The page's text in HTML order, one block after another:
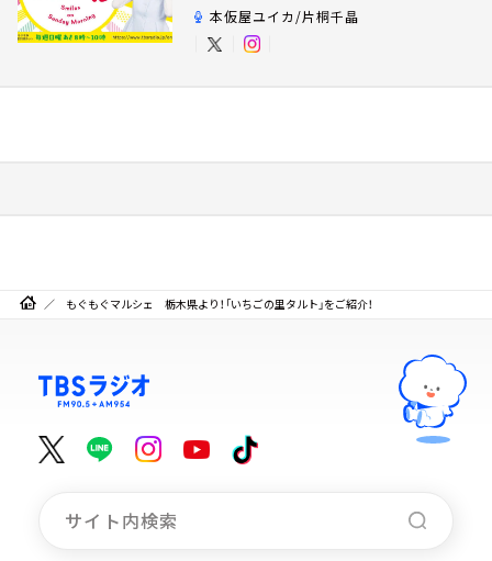
本仮屋ユイカ/片桐千晶
もぐもぐマルシェ 栃木県より！「いちごの里タルト」をご紹介！